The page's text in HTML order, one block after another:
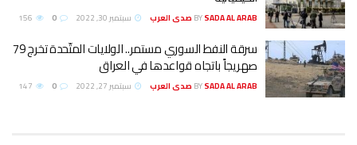
BYSADA AL ARAB صدى العرب سبتمبر 30, 2022
سرقة النفط السوري مستمر.. الولايات المتّحدة تخرج 79
صهريجاً باتجاه قواعدها في العراق
BYSADA AL ARAB صدى العرب سبتمبر 27, 2022